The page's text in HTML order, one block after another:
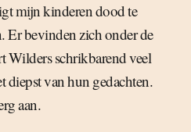
mijn kinderen dood te
Er bevinden zich onder de
Wilders schrikbarend veel
diepst van hun gedachten.
aan.